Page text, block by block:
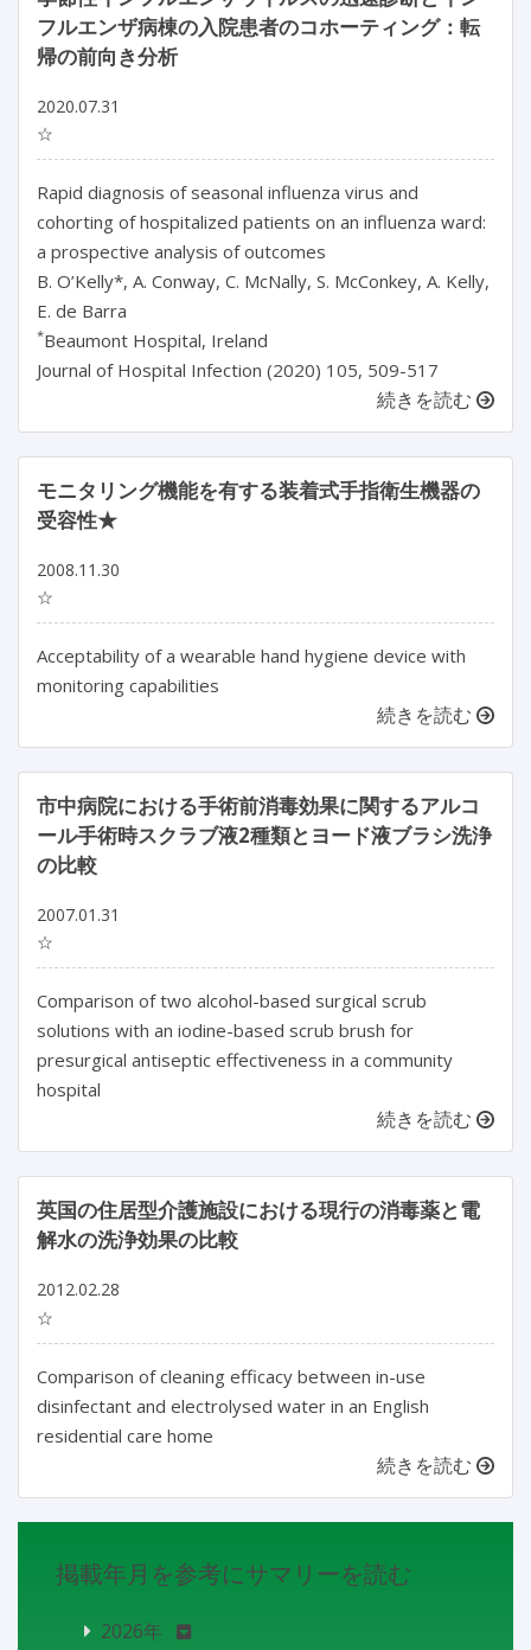
フルエンザ病棟の入院患者のコホーティング：転
帰の前向き分析
2020.07.31
☆
Rapid diagnosis of seasonal influenza virus and
cohorting of hospitalized patients on an influenza ward:
a prospective analysis of outcomes
B. O’Kelly*, A. Conway, C. McNally, S. McConkey, A. Kelly,
E. de Barra
*Beaumont Hospital, Ireland
Journal of Hospital Infection (2020) 105, 509-517
続きを読む
モニタリング機能を有する装着式手指衛生機器の
受容性★
2008.11.30
☆
Acceptability of a wearable hand hygiene device with
monitoring capabilities
続きを読む
市中病院における手術前消毒効果に関するアルコ
ール手術時スクラブ液2種類とヨード液ブラシ洗浄
の比較
2007.01.31
☆
Comparison of two alcohol-based surgical scrub
solutions with an iodine-based scrub brush for
presurgical antiseptic effectiveness in a community
hospital
続きを読む
英国の住居型介護施設における現行の消毒薬と電
解水の洗浄効果の比較
2012.02.28
☆
Comparison of cleaning efficacy between in-use
disinfectant and electrolysed water in an English
residential care home
続きを読む
掲載年月を参考にサマリーを読む
2026年